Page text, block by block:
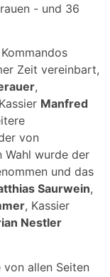
- und 36
Zeit vereinbart,
,
Manfred
von
Wahl wurde der
und das
Saurwein,
, Kassier
Nestler
allen Seiten